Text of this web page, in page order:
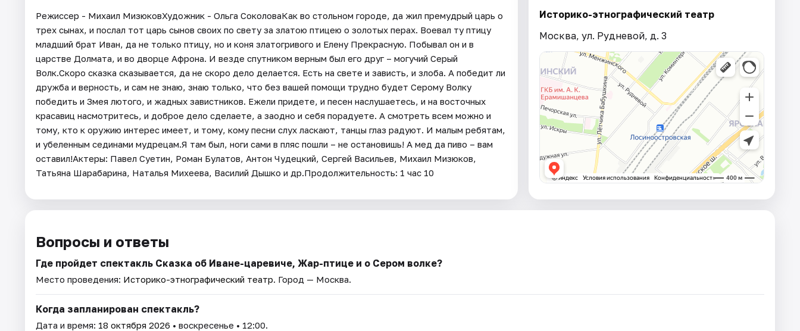
Режиссер - Михаил МизюковХудожник - Ольга СоколоваКак во стольном городе, да жил премудрый царь о
трех сынах, и послал тот царь сынов своих по свету за златою птицею о золотых перах. Воевал ту птицу
младший брат Иван, да не только птицу, но и коня златогривого и Елену Прекрасную. Побывал он и в
царстве Долмата, и во дворце Афрона. И везде спутником верным был его друг – могучий Серый
Волк.Скоро сказка сказывается, да не скоро дело делается. Есть на свете и зависть, и злоба. А победит ли
дружба и верность, и сам не знаю, знаю только, что без вашей помощи трудно будет Серому Волку
победить и Змея лютого, и жадных завистников. Ежели придете, и песен наслушаетесь, и на восточных
красавиц насмотритесь, и доброе дело сделаете, а заодно и себя порадуете. А смотреть всем можно и
тому, кто к оружию интерес имеет, и тому, кому песни слух ласкают, танцы глаз радуют. И малым ребятам,
и убеленным сединами мудрецам.Я там был, ноги сами в пляс пошли – не остановишь! А мед да пиво – вам
оставил!Актеры: Павел Суетин, Роман Булатов, Антон Чудецкий, Сергей Васильев, Михаил Мизюков,
Татьяна Шарабарина, Наталья Михеева, Василий Дышко и др.Продолжительность: 1 час 10
Историко-этнографический театр
Москва, ул. Рудневой, д. 3
Вопросы и ответы
Где пройдет спектакль Сказка об Иване-царевиче, Жар-птице и о Сером волке?
Место проведения: Историко-этнографический театр. Город — Москва.
Когда запланирован спектакль?
Дата и время: 18 октября 2026 • воскресенье • 12:00.